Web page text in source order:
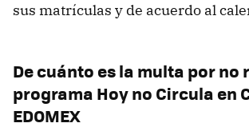
sus matrículas y de acuerdo al
De cuánto es la multa por no
programa Hoy no Circula en
EDOMEX